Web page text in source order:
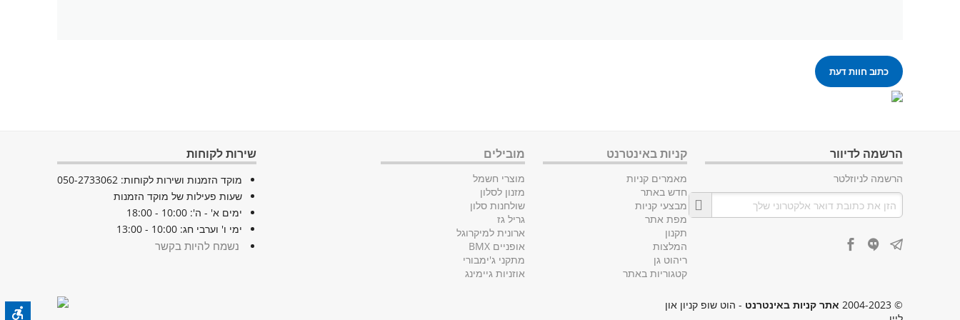
כתוב חוות דעת
הרשמה לדיוור
הרשמה לניוזלטר
קניות באינטרנט
מאמרים קניות
חדש באתר
מבצעי קניות
מפת אתר
תקנון
המלצות
ריהוט גן
קטגוריות באתר
מובילים
מוצרי חשמל
מזנון לסלון
שולחנות סלון
גריל גז
ארונית למיקרוגל
אופניים BMX
מתקני ג'ימבורי
אוזניות גיימינג
שירות לקוחות
מוקד הזמנות ושירות לקוחות: 050-2733062
שעות פעילות של מוקד הזמנות
ימים א' - ה': 10:00 - 18:00
ימי ו' וערבי חג: 10:00 - 13:00
נשמח להיות בקשר
© 2004-2023 אתר קניות באינטרנט - הוט שופ קניון און